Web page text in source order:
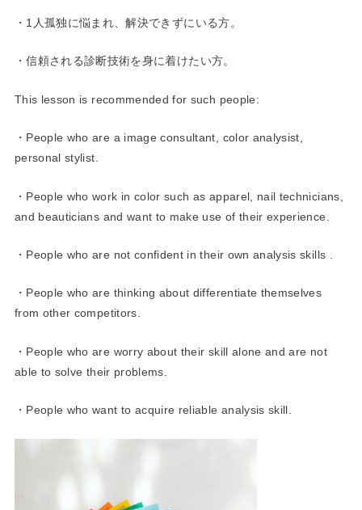
・1人孤独に悩まれ、解決できずにいる方。
・信頼される診断技術を身に着けたい方。
This lesson is recommended for such people:
・People who are a image consultant, color analysist,
personal stylist.
・People who work in color such as apparel, nail technicians,
and beauticians and want to make use of their experience.
・People who are not confident in their own analysis skills .
・People who are thinking about differentiate themselves
from other competitors.
・People who are worry about their skill alone and are not
able to solve their problems.
・People who want to acquire reliable analysis skill.